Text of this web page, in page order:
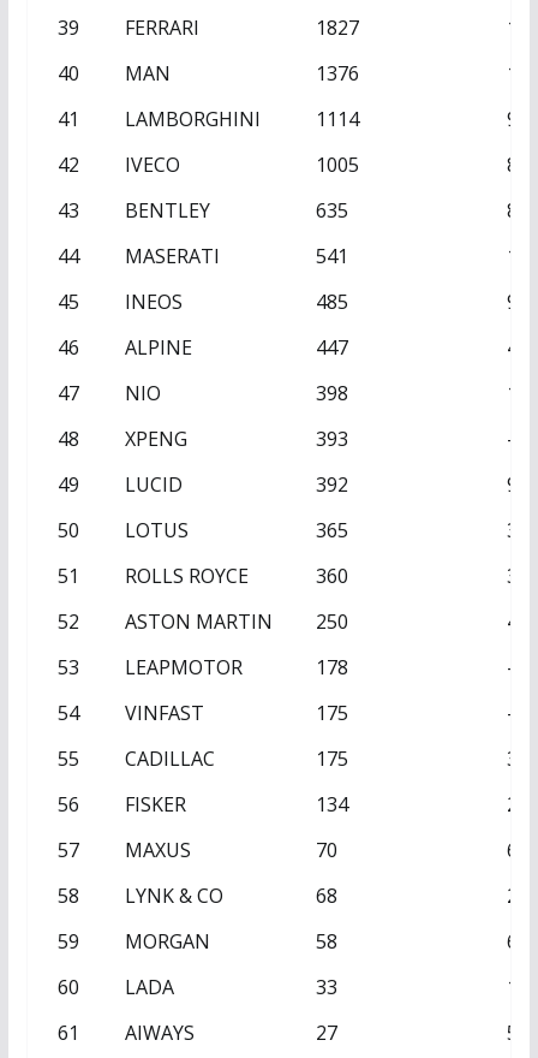
39
FERRARI 1827
40
MAN 1376
41
LAMBORGHINI 1114
949
42
IVECO 1005
860
43
BENTLEY 635
809
44
MASERATI 541
45
INEOS 485
966
46
ALPINE 447
405
47
NIO 398
48
XPENG 393
–
49
LUCID 392
99
50
LOTUS 365
321
51
ROLLS ROYCE 360
344
52
ASTON MARTIN 250
463
53
LEAPMOTOR 178
–
54
VINFAST 175
–
55
CADILLAC 175
307
56
FISKER 134
239
57
MAXUS 70
64
58
LYNK & CO 68
59
MORGAN 58
60
60
LADA 33
149
61
AIWAYS 27 50